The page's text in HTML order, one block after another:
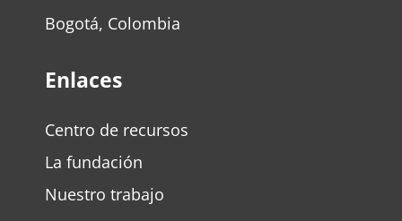
Bogotá, Colombia
Enlaces
Centro de recursos
La fundación
Nuestro trabajo